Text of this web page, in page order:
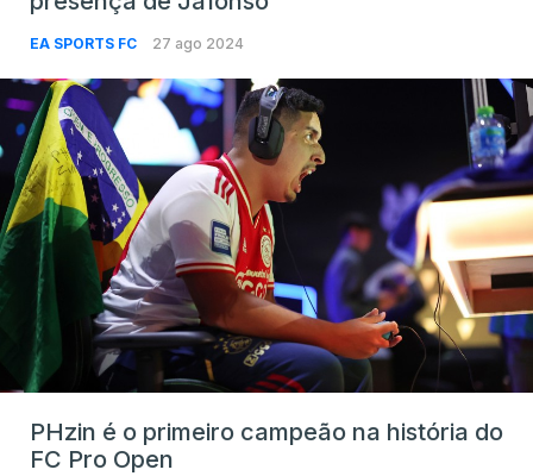
EA SPORTS FC 27 ago 2024
PHzin é o primeiro campeão na história do
FC Pro Open